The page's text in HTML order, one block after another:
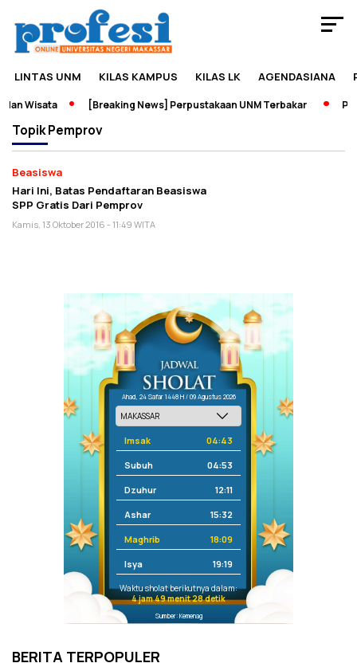
LINTAS UNM KILAS KAMPUS KILAS LK AGENDASIANA
Wisata [Breaking News] Perpustakaan UNM Terbakar
TopikPemprov
Beasiswa
Hari Ini, Batas Pendaftaran Beasiswa
SPP Gratis Dari Pemprov
Kamis, 13 Oktober 2016 - 11:49 WITA
Ahad, 24 Safar 1448 H / 09 Agustus 2026
Imsak 04:43
Subuh 04:53
Dzuhur 12:11
Ashar 15:32
Maghrib 18:09
Isya 19:19
Waktu sholat berikutnya dalam:
4 jam 49 menit 28 detik
Sumber: Kemenag
BERITA TERPOPULER